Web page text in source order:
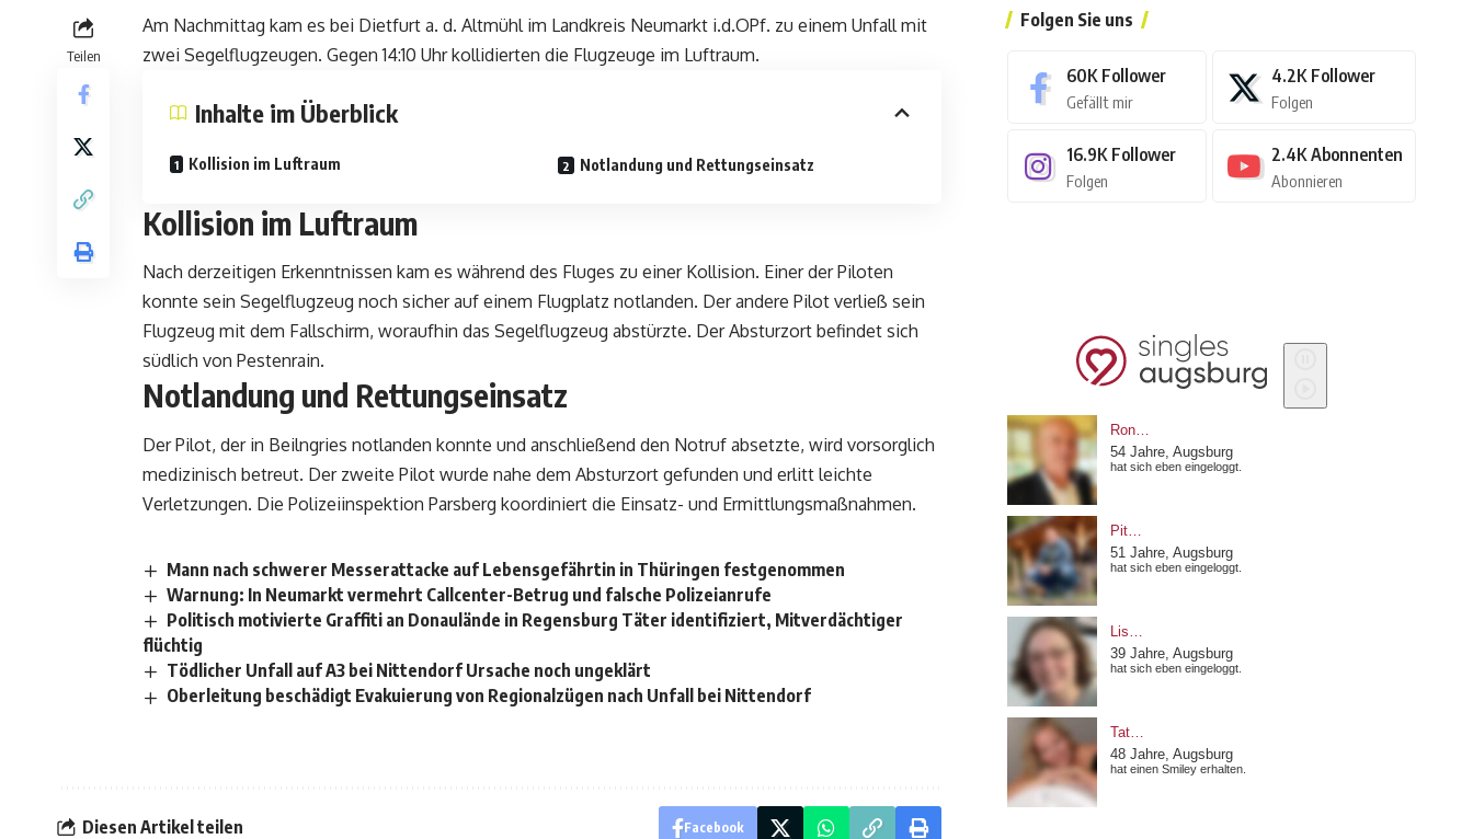
Teilen
Am Nachmittag kam es bei Dietfurt a. d. Altmühl im Landkreis Neumarkt i.d.OPf. zu einem Unfall mit
zwei Segelflugzeugen. Gegen 14:10 Uhr kollidierten die Flugzeuge im Luftraum.
Inhalte im Überblick
Kollision im Luftraum Notlandung und Rettungseinsatz
Kollision im Luftraum
Nach derzeitigen Erkenntnissen kam es während des Fluges zu einer Kollision. Einer der Piloten
konnte sein Segelflugzeug noch sicher auf einem Flugplatz notlanden. Der andere Pilot verließ sein
Flugzeug mit dem Fallschirm, woraufhin das Segelflugzeug abstürzte. Der Absturzort befindet sich
südlich von Pestenrain.
Notlandung und Rettungseinsatz
Der Pilot, der in Beilngries notlanden konnte und anschließend den Notruf absetzte, wird vorsorglich
medizinisch betreut. Der zweite Pilot wurde nahe dem Absturzort gefunden und erlitt leichte
Verletzungen. Die Polizeiinspektion Parsberg koordiniert die Einsatz- und Ermittlungsmaßnahmen.
Mann nach schwerer Messerattacke auf Lebensgefährtin in Thüringen festgenommen
Warnung: In Neumarkt vermehrt Callcenter-Betrug und falsche Polizeianrufe
Politisch motivierte Graffiti an Donaulände in Regensburg Täter identifiziert, Mitverdächtiger
flüchtig
Tödlicher Unfall auf A3 bei Nittendorf Ursache noch ungeklärt
Oberleitung beschädigt Evakuierung von Regionalzügen nach Unfall bei Nittendorf
Diesen Artikel teilen Facebook
Folgen Sie uns
60K Follower
Gefällt mir
4.2K Follower
Folgen
16.9K Follower
Folgen
2.4K Abonnenten
Abonnieren